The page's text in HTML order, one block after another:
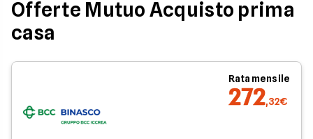
Offerte Mutuo Acquisto prima
casa
Rata mensile
272,32€